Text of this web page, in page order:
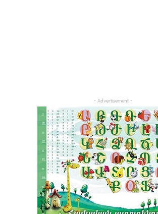
- Advertisement -